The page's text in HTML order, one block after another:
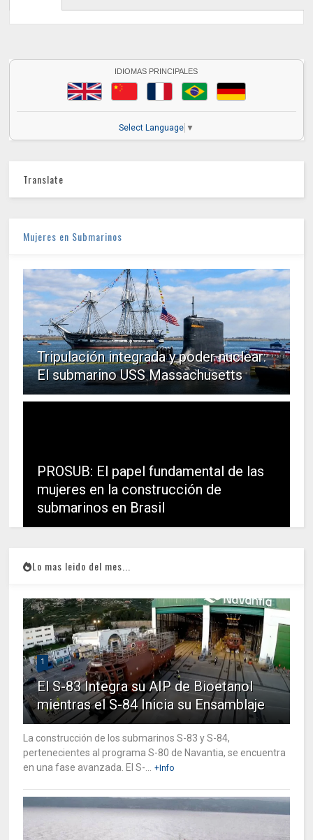
IDIOMAS PRINCIPALES
Select Language ▼
Translate
Mujeres en Submarinos
Tripulación integrada y poder nuclear:
El submarino USS Massachusetts
PROSUB: El papel fundamental de las
mujeres en la construcción de
submarinos en Brasil
Lo mas leido del mes...
1
El S-83 Integra su AIP de Bioetanol
mientras el S-84 Inicia su Ensamblaje
La construcción de los submarinos S-83 y S-84,
pertenecientes al programa S-80 de Navantia, se encuentra
en una fase avanzada. El S-...
+Info